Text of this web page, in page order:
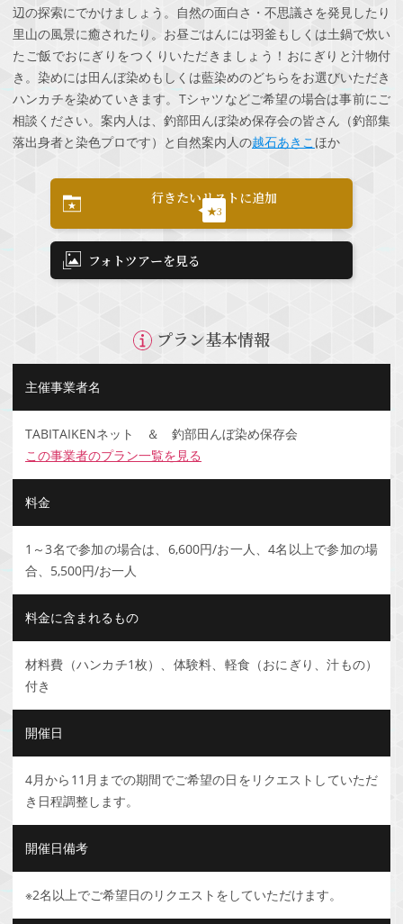
辺の探索にでかけましょう。自然の面白さ・不思議さを発見したり
里山の風景に癒されたり。お昼ごはんには羽釜もしくは土鍋で炊い
たご飯でおにぎりをつくりいただきましょう！おにぎりと汁物付
き。染めには田んぼ染めもしくは藍染めのどちらをお選びいただき
ハンカチを染めていきます。Tシャツなどご希望の場合は事前にご
相談ください。案内人は、釣部田んぼ染め保存会の皆さん（釣部集
落出身者と染色プロです）と自然案内人の越石あきこほか
行きたいリストに追加
★3
フォトツアーを見る
プラン基本情報
主催事業者名
TABITAIKENネット ＆ 釣部田んぼ染め保存会
この事業者のプラン一覧を見る
料金
1～3名で参加の場合は、6,600円/お一人、4名以上で参加の場
合、5,500円/お一人
料金に含まれるもの
材料費（ハンカチ1枚）、体験料、軽食（おにぎり、汁もの）
付き
開催日
4月から11月までの期間でご希望の日をリクエストしていただ
き日程調整します。
開催日備考
※2名以上でご希望日のリクエストをしていただけます。